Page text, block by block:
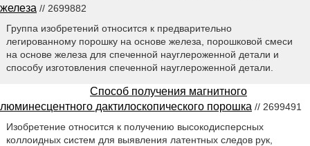
железа // 2699882
Группа изобретений относится к предварительно
легированному порошку на основе железа, порошковой смеси
на основе железа для спеченной науглероженной детали и
способу изготовления спеченной науглероженной детали.
Способ получения магнитного
люминесцентного дактилоскопического порошка // 2699491
Изобретение относится к получению высокодисперсных
коллоидных систем для выявления латентных следов рук,